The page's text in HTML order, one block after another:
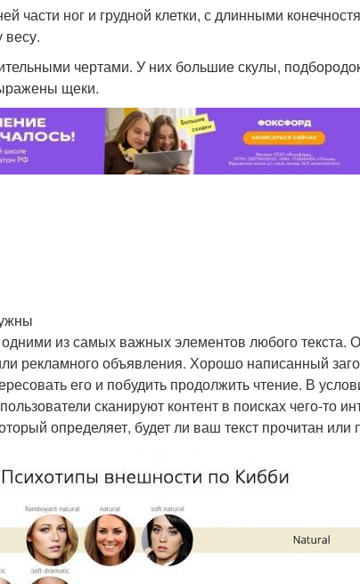
части ног и грудной клетки, с длинными
чертами. У них большие скулы,
щеки.
из самых важных элементов любого текста.
рекламного объявления. Хорошо написанный
его и побудить продолжить чтение. В
сканируют контент в поисках чего-то
определяет, будет ли ваш текст прочитан или